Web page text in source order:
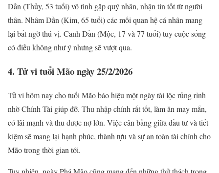
Dần (Thủy, 53 tuổi) vô tình gặp quý nhân, nhận tin tốt từ người
thân. Nhâm Dần (Kim, 65 tuổi) các mối quan hệ cá nhân mang
lại bất ngờ thú vị. Canh Dần (Mộc, 17 và 77 tuổi) tuy cuộc sống
có điều không như ý nhưng sẽ vượt qua.
4. Tử vi tuổi Mão ngày 25/2/2026
Tử vi hôm nay cho tuổi Mão báo hiệu một ngày tài lộc rủng rỉnh
nhờ Chính Tài giúp đỡ. Thu nhập chính rất tốt, làm ăn may mắn,
có lãi mạnh và thu được nợ lớn. Việc cân bằng giữa đầu tư và tiết
kiệm sẽ mang lại hạnh phúc, thành tựu và sự an toàn tài chính cho
Mão trong thời gian tới.